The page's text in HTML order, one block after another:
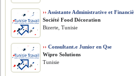
›› Assistante Administrative et
Société Food Décoration
Bizerte, Tunisie
›› Consultant.e Junior en Qse
Wipro Solutions
Tunisie